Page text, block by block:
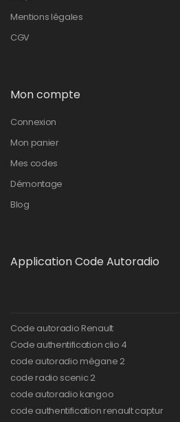
Mentions légales
CGV
Mon compte
Connexion
Mon panier
Mes codes
Démontage
Blog
Application Code Autoradio
Code autoradio Renault
Code authentification clio 4
code autoradio mégane 2
code radio scenic 2
code autoradio kangoo
code authentification renault captur